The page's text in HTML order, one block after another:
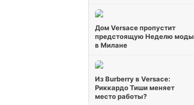
Дом Versace пропустит
предстоящую Неделю моды
в Милане
Из Burberry в Versace:
Риккардо Тиши меняет
место работы?